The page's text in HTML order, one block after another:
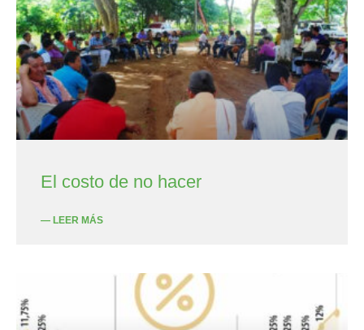
El costo de no hacer
— LEER MÁS